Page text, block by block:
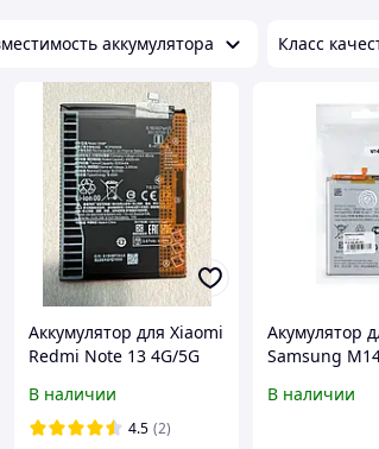
аккумулятора Класс
Аккумулятор для Xiaomi
Redmi Note 13 4G/5G
В наличии
4.5 (2)
Акумулятор
Samsung
6000 mAh
В наличии